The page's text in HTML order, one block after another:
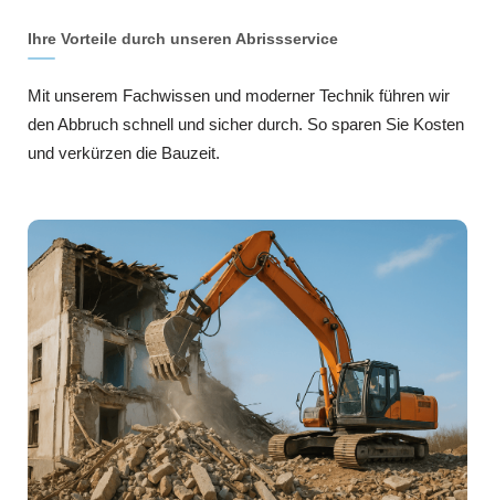
Ihre Vorteile durch unseren Abrissservice
Mit unserem Fachwissen und moderner Technik führen wir
den Abbruch schnell und sicher durch. So sparen Sie Kosten
und verkürzen die Bauzeit.